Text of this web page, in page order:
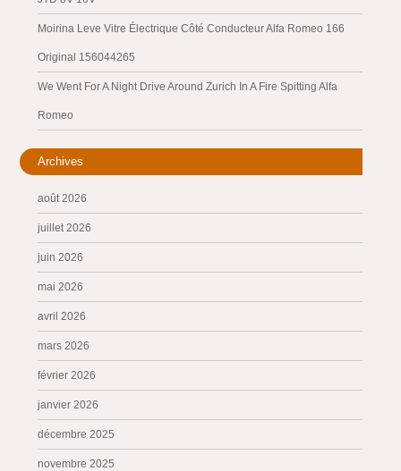
Moirina Leve Vitre Électrique Côté Conducteur Alfa Romeo 166
Original 156044265
We Went For A Night Drive Around Zurich In A Fire Spitting Alfa
Romeo
Archives
août 2026
juillet 2026
juin 2026
mai 2026
avril 2026
mars 2026
février 2026
janvier 2026
décembre 2025
novembre 2025